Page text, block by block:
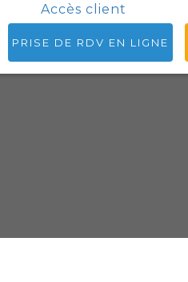
Accès client
PRISE DE RDV EN LIGNE